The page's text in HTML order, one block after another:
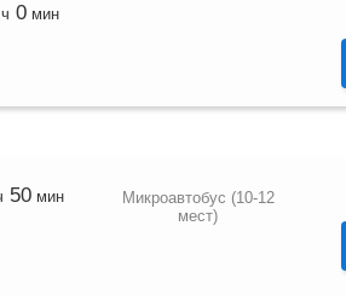
0мин
50 мин
Микроавтобус (10-12
мест)